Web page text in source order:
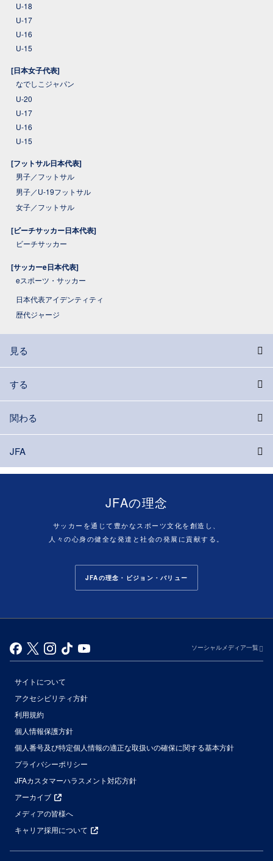
U-18
U-17
U-16
U-15
[日本女子代表]
なでしこジャパン
U-20
U-17
U-16
U-15
[フットサル日本代表]
男子／フットサル
男子／U-19フットサル
女子／フットサル
[ビーチサッカー日本代表]
ビーチサッカー
[サッカーe日本代表]
eスポーツ・サッカー
日本代表アイデンティティ
歴代ジャージ
見る
する
関わる
JFA
JFAの理念
サッカーを通じて豊かなスポーツ文化を創造し、
人々の心身の健全な発達と社会の発展に貢献する。
JFAの理念・ビジョン・バリュー
ソーシャルメディア一覧
サイトについて
アクセシビリティ方針
利用規約
個人情報保護方針
個人番号及び特定個人情報の適正な取扱いの確保に関する基本方針
プライバシーポリシー
JFAカスタマーハラスメント対応方針
アーカイブ
メディアの皆様へ
キャリア採用について